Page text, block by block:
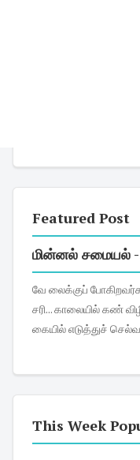
Featured Post
மின்னல் சமையல் -
வே லைக்குப் போகிறவர்களானாலும் சரி, இல்லத்தரசிகளானாலும்
சரி... காலையில் கண் விழித்த
கையில் எடுத்துச்
This Week